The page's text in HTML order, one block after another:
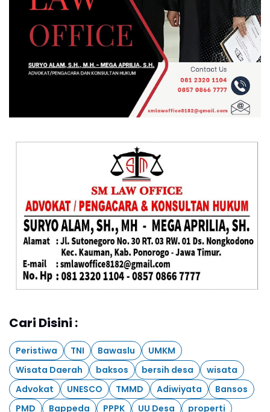
Cari Disini :
Peristiwa TNI Bawaslu
UMKM
Wisata Daerah
baksos bersih desa
wisata
Advokat
UNESCO TMMD Adiwiyata
Bansos
PMD
Bappeda PPPK UU Desa properti